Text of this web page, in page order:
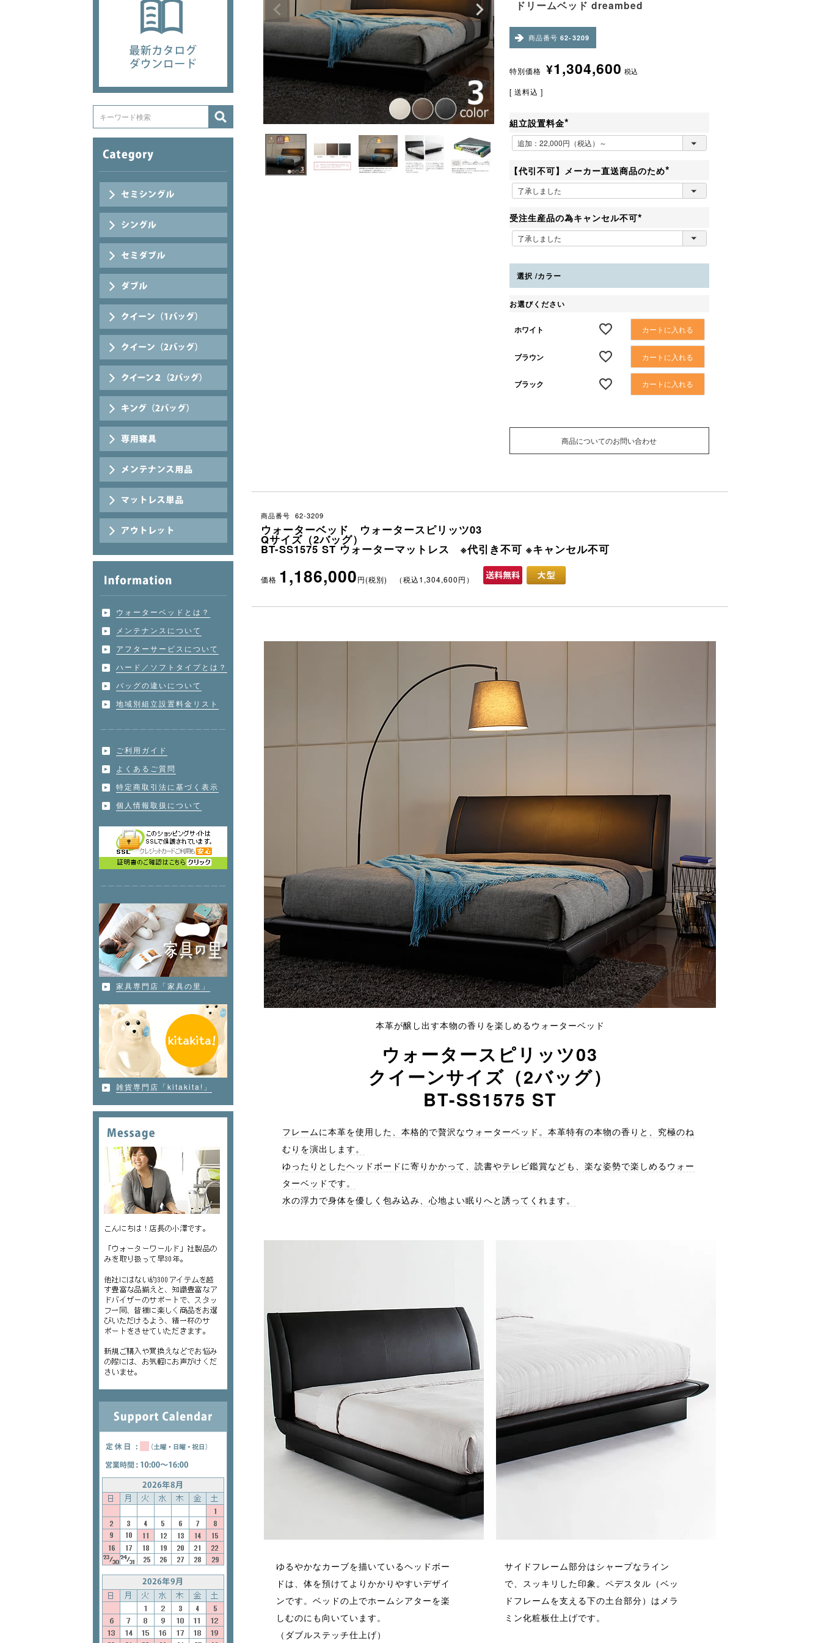
ウォーターベッドとは？
メンテナンスについて
アフターサービスについて
ハード／ソフトタイプとは？
バッグの違いについて
地域別組立設置料金リスト
ご利用ガイド
よくあるご質問
特定商取引法に基づく表示
個人情報取扱について
家具専門店「家具の里」
雑貨専門店「kitakita!」
ドリームベッド dreambed
商品番号 62-3209
特別価格 ¥1,304,600 税込
送料込
組立設置料金
(
必
須
【代引不可】メーカー直送商品のため
(
須
受注生産品の為キャンセル不可
須
選択 カラー
お選びください
ホワイト カートに入れる
ブラウン カートに入れる
ブラック カートに入れる
商品についてのお問い合わせ
商品番号 62-3209
ウォーターベッド ウォータースピリッツ03
Qサイズ（2バッグ）
BT-SS1575 ST ウォーターマットレス ※代引き不可 ※キャンセル不可
価格 1,186,000円(税別) （税込1,304,600円）
本革が醸し出す本物の香りを楽しめるウォーターベッド
ウォータースピリッツ03
クイーンサイズ（2バッグ）
BT-SS1575 ST
フレームに本革を使用した、本格的で贅沢なウォーターベッド。本革特有の本物の香りと、究極のね
むりを演出します。
ゆったりとしたヘッドボードに寄りかかって、読書やテレビ鑑賞なども、楽な姿勢で楽しめるウォー
ターベッドです。
水の浮力で身体を優しく包み込み、心地よい眠りへと誘ってくれます。
ゆるやかなカーブを描いているヘッドボー
ドは、体を預けてよりかかりやすいデザイ
ンです。ベッドの上でホームシアターを楽
しむのにも向いています。
（ダブルステッチ仕上げ）
サイドフレーム部分はシャープなライン
で、スッキリした印象。ペデスタル（ベッ
ドフレームを支える下の土台部分）はメラ
ミン化粧板仕上げです。